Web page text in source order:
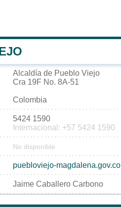
Alcaldía de Pueblo Viejo
Cra 19F No. 8A-51
Colombia
5424 1590
Internacional: +57 5424 1590
No disponible
puebloviejo-magdalena.gov.co
Jaime Caballero Carbono